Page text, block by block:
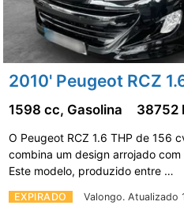
2010' Peugeot RCZ
EXPIRADO Valongo. Atualizado
1598 cc, Gasolina 38752
O Peugeot RCZ 1.6 THP de 156
combina um design arrojado
Este modelo, produzido entre …